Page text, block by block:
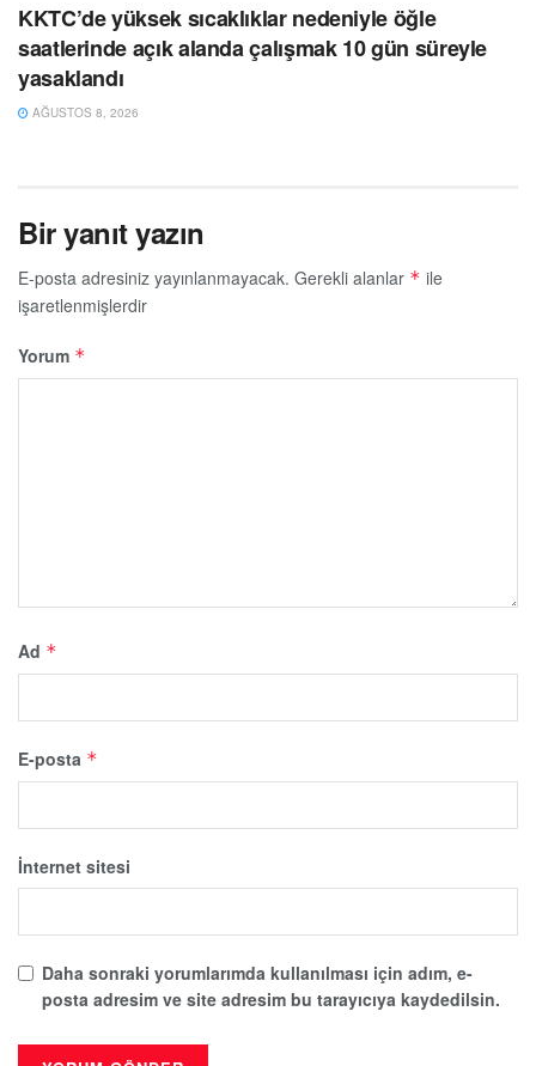
KKTC’de yüksek sıcaklıklar nedeniyle öğle
saatlerinde açık alanda çalışmak 10 gün süreyle
yasaklandı
AĞUSTOS 8, 2026
Bir yanıt yazın
E-posta adresiniz yayınlanmayacak. Gerekli alanlar * ile
işaretlenmişlerdir
Yorum *
Ad *
E-posta *
İnternet sitesi
Daha sonraki yorumlarımda kullanılması için adım, e-
posta adresim ve site adresim bu tarayıcıya kaydedilsin.